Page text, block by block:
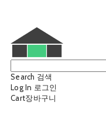
Search 검색
Log In 로그인
Cart장바구니